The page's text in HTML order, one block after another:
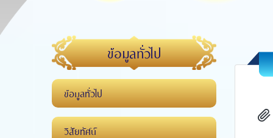
ข้อมูลทั่วไป
ข้อมูลทั่วไป
วิสัยทัศน์
clip